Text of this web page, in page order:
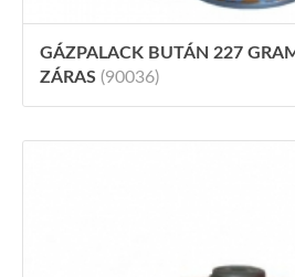
GÁZPALACK BUTÁN 227
ZÁRAS (90036)